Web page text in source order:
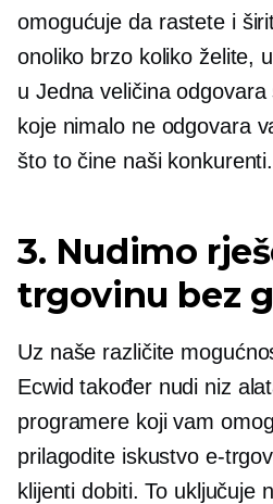
omogućuje da rastete i
onoliko brzo koliko želite,
u Jedna veličina odgovara
koje nimalo ne odgovara
što to čine naši konkurenti.
3. Nudimo
trgovinu bez
Uz naše različite
Ecwid također nudi niz
programere koji vam
prilagodite iskustvo e-
klijenti dobiti. To uključuje